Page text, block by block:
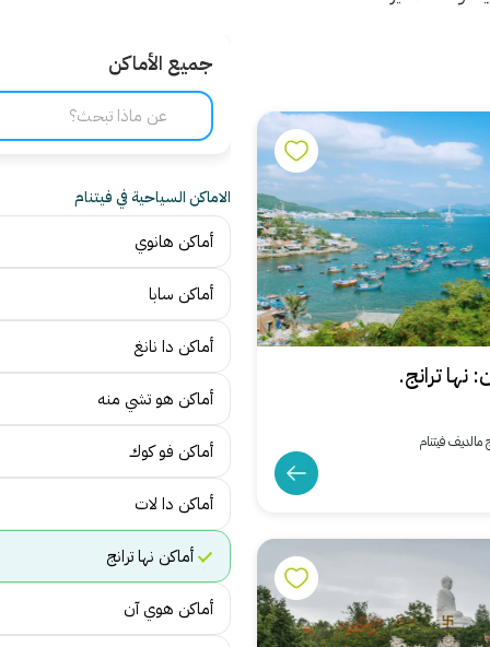
نها ترانج.
فيتنام
جميع الأماكن
الاماكن السياحية في فيتنام
أماكن هانوي
أماكن سابا
أماكن دا نانغ
أماكن هو تشي منه
أماكن فو كوك
أماكن دا لات
أماكن نها ترانج
أماكن هوي آن